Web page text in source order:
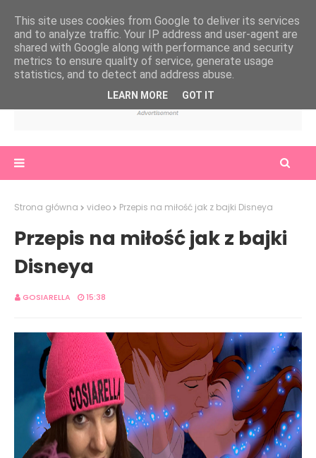
Strona główna video Przepis na miłość jak z bajki Disneya
Przepis na miłość jak z bajki
Disneya
GOSIARELLA 15:38
This site uses cookies from Google to deliver its services
and to analyze traffic. Your IP address and user-agent are
shared with Google along with performance and security
metrics to ensure quality of service, generate usage
statistics, and to detect and address abuse.
LEARN MORE GOT IT